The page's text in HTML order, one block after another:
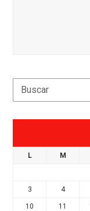
Search
L M
3 4
10 11